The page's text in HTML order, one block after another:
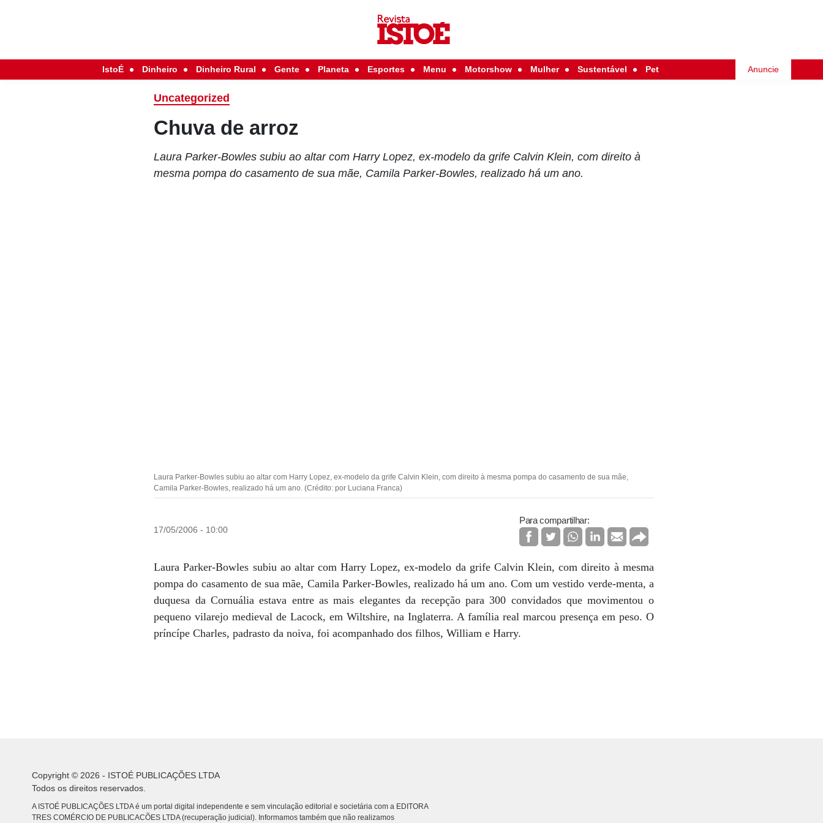
IstoÉ Dinheiro Dinheiro Rural Gente Planeta Esportes Menu Motorshow Mulher Sustentável Pet Anuncie
Uncategorized
Chuva de arroz
Laura Parker-Bowles subiu ao altar com Harry Lopez, ex-modelo da grife Calvin Klein, com direito à
mesma pompa do casamento de sua mãe, Camila Parker-Bowles, realizado há um ano.
Laura Parker-Bowles subiu ao altar com Harry Lopez, ex-modelo da grife Calvin Klein, com direito à mesma pompa do casamento de sua mãe,
Camila Parker-Bowles, realizado há um ano. (Crédito: por Luciana Franca)
17/05/2006 - 10:00
Para compartilhar:
Laura Parker-Bowles subiu ao altar com Harry Lopez, ex-modelo da grife Calvin Klein, com direito à mesma
pompa do casamento de sua mãe, Camila Parker-Bowles, realizado há um ano. Com um vestido verde-menta, a
duquesa da Cornuália estava entre as mais elegantes da recepção para 300 convidados que movimentou o
pequeno vilarejo medieval de Lacock, em Wiltshire, na Inglaterra. A família real marcou presença em peso. O
príncípe Charles, padrasto da noiva, foi acompanhado dos filhos, William e Harry.
Copyright © 2026 - ISTOÉ PUBLICAÇÕES LTDA
Todos os direitos reservados.
A ISTOÉ PUBLICAÇÕES LTDA é um portal digital independente e sem vinculação editorial e societária com a EDITORA
TRES COMÉRCIO DE PUBLICACÕES LTDA (recuperação judicial). Informamos também que não realizamos